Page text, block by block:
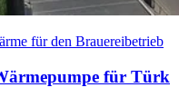
für den Brauereibetrieb
für Türk